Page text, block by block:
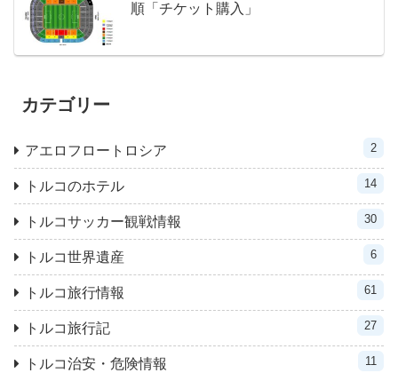
順「チケット購入」
カテゴリー
アエロフロートロシア 2
トルコのホテル 14
トルコサッカー観戦情報 30
トルコ世界遺産 6
トルコ旅行情報 61
トルコ旅行記 27
トルコ治安・危険情報 11